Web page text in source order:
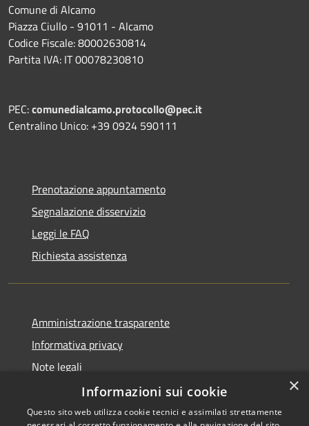
Comune di Alcamo
Piazza Ciullo - 91011 - Alcamo
Codice Fiscale: 80002630814
Partita IVA: IT 00078230810
PEC:comunedialcamo.protocollo@pec.it
Centralino Unico: +39 0924 590111
Prenotazione appuntamento
Segnalazione disservizio
Leggi le FAQ
Richiesta assistenza
Amministrazione trasparente
Informativa privacy
Note legali
Dichiarazione di accessibilità
×
Informazioni sui cookie
Questo sito web utilizza cookie tecnici e assimilati strettamente